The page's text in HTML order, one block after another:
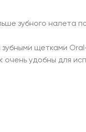
зубного налета
щетками
удобны для